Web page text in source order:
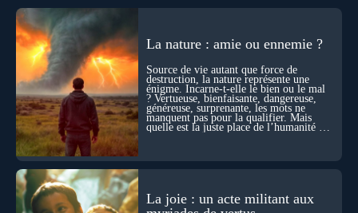
disparaître ? Au fil de cet échange, Nicolas raconte ses
expériences les plus troublantes : visions vérifiées,
explorations du cosmos, présence d’autres consciences
durant ses sorties, protocoles scientifiques… et toujours, cette
sensation étrange d’être relié à bien plus vaste que lui-même
! Sommes-nous à l’aube d’une révolution de la conscience ?
Sans doute. Mais encore faut-il accepter d’explorer ces
territoires avec lucidité, et rigueur…
La nature : amie ou ennemie ?
Source de vie autant que force de
destruction, la nature représente une
énigme. Incarne-t-elle le bien ou le mal
? Vertueuse, bienfaisante, dangereuse,
généreuse, surprenante, les mots ne
manquent pas pour la qualifier. Mais
quelle est la juste place de l’humanité au
La joie : un acte militant aux